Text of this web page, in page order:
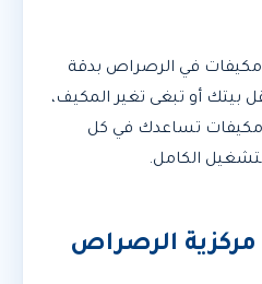
في الرصراص بدقة
بيتك أو تبغى تغير المكيف،
تساعدك في كل
الكامل.
الرصراص